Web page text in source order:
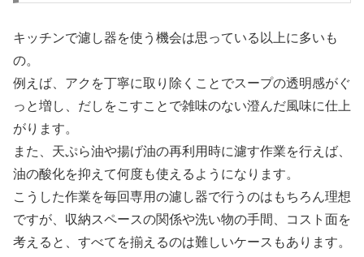
キッチンで濾し器を使う機会は思っている以上に多いも
の。
例えば、アクを丁寧に取り除くことでスープの透明感がぐ
っと増し、だしをこすことで雑味のない澄んだ風味に仕上
がります。
また、天ぷら油や揚げ油の再利用時に濾す作業を行えば、
油の酸化を抑えて何度も使えるようになります。
こうした作業を毎回専用の濾し器で行うのはもちろん理想
ですが、収納スペースの関係や洗い物の手間、コスト面を
考えると、すべてを揃えるのは難しいケースもあります。